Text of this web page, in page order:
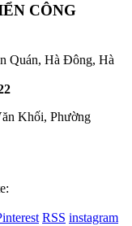
CÔNG
Quán, Hà Đông, Hà
Khối, Phường
RSS instagram